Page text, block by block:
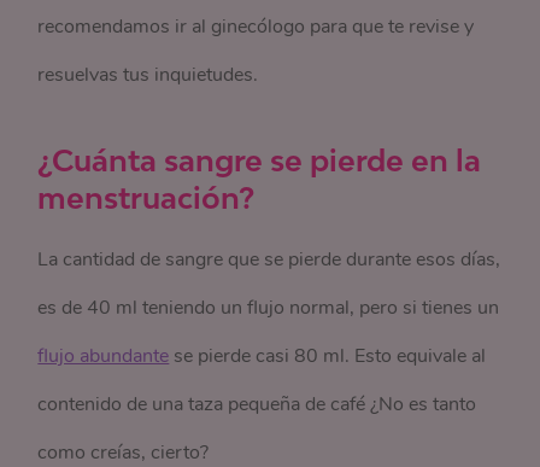
recomendamos ir al ginecólogo para que te revise y
resuelvas tus inquietudes.
¿Cuánta sangre se pierde en la
menstruación?
La cantidad de sangre que se pierde durante esos días,
es de 40 ml teniendo un flujo normal, pero si tienes un
flujo abundante se pierde casi 80 ml. Esto equivale al
contenido de una taza pequeña de café ¿No es tanto
como creías, cierto?